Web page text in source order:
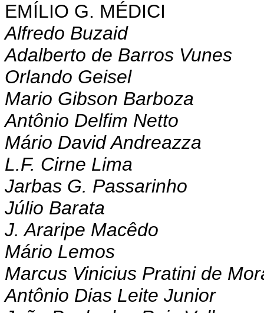
EMÍLIO G. MÉDICI
Alfredo Buzaid
Adalberto de Barros Vunes
Orlando Geisel
Mario Gibson Barboza
Antônio Delfim Netto
Mário David Andreazza
L.F. Cirne Lima
Jarbas G. Passarinho
Júlio Barata
J. Araripe Macêdo
Mário Lemos
Marcus Vinicius Pratini de
Antônio Dias Leite Junior